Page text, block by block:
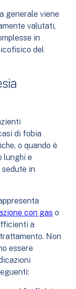
generale viene
valutati,
in
del
di fobia
o quando è
lunghi e
in
con gas o
a
Non
essere